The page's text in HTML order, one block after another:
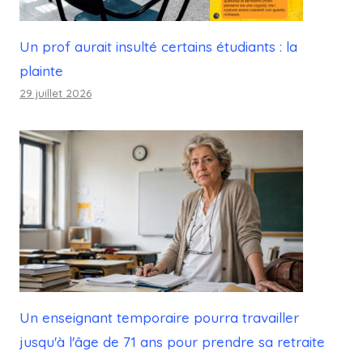
Un prof aurait insulté certains étudiants : la
plainte
29 juillet 2026
Un enseignant temporaire pourra travailler
jusqu'à l'âge de 71 ans pour prendre sa retraite